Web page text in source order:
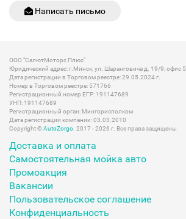
Написать письмо
ООО "СалютМоторс Плюс"
Юридический адрес: г.Минск, ул. Шаранговича д. 19/9, офис 5
Дата регистрации в Торговом реестре: 29.05.2024 г.
Номер в Торговом реестре: 571766
Регистрационный номер ЕГР: 191147689
УНП: 191147689
Регистрационный орган: Мингорисполком
Дата регистрации компании: 03.03.2010
Copyright ©AutoZorgo . 2017 - 2026 г. Все права защищены
Доставка и оплата
Самостоятельная мойка авто
Промоакция
Вакансии
Пользовательское соглашение
Конфиденциальность